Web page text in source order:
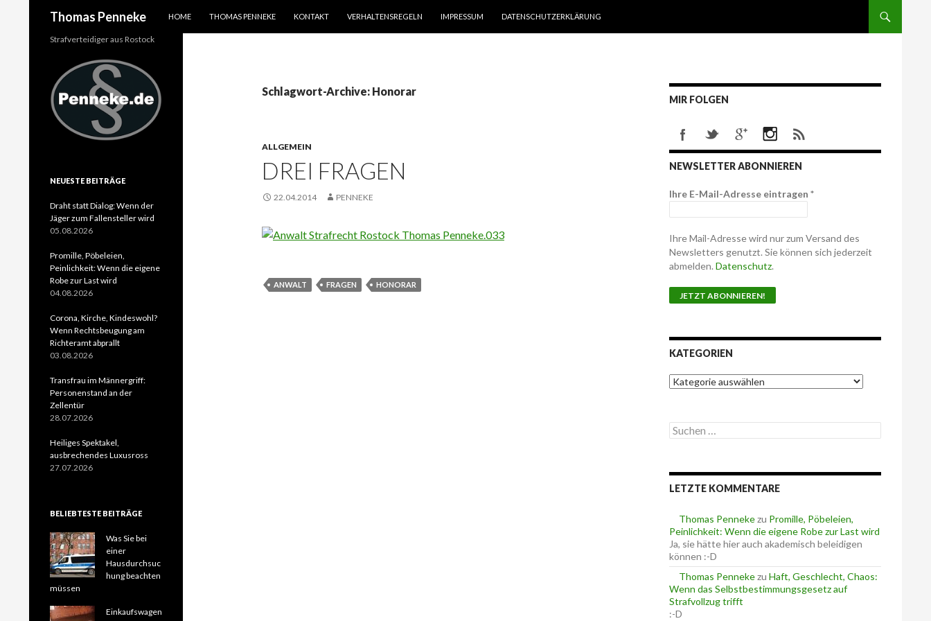
Thomas Penneke
HOME
THOMAS PENNEKE KONTAKT VERHALTENSREGELN IMPRESSUM DATENSCHUTZERKLÄRUNG
Schlagwort-Archive: Honorar
ALLGEMEIN
DREI FRAGEN
22.04.2014 PENNEKE
ANWALT FRAGEN HONORAR
MIR FOLGEN
NEWSLETTER ABONNIEREN
Ihre E-Mail-Adresse eintragen *
Ihre Mail-Adresse wird nur zum Versand des
Newsletters genutzt. Sie können sich jederzeit
abmelden. Datenschutz.
KATEGORIEN
K
a
g
o
n
S
u
e
n
c
h
:
LETZTE KOMMENTARE
Thomas Pennekezu Promille, Pöbeleien,
Peinlichkeit: Wenn die eigene Robe zur Last wird
Ja, sie hätte hier auch akademisch beleidigen
können :-D
Thomas Pennekezu Haft, Geschlecht, Chaos:
Wenn das Selbstbestimmungsgesetz auf
Strafvollzug trifft
:-D
Strafverteidiger aus Rostock
NEUESTE BEITRÄGE
Draht statt Dialog: Wenn der
Jäger zum Fallensteller wird
05.08.2026
Promille, Pöbeleien,
Peinlichkeit: Wenn die eigene
Robe zur Last wird
04.08.2026
Corona, Kirche, Kindeswohl?
Wenn Rechtsbeugung am
Richteramt abprallt
03.08.2026
Transfrau im Männergriff:
Personenstand an der
Zellentür
28.07.2026
Heiliges Spektakel,
ausbrechendes Luxusross
27.07.2026
BELIEBTESTE BEITRÄGE
Was Sie bei
einer
Hausdurchsuc
hung beachten
müssen
Einkaufswagen